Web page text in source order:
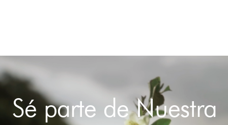
Sé parte de Nuestra